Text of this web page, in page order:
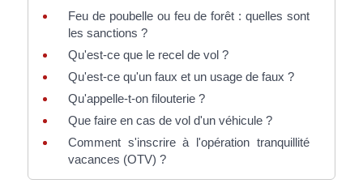
Feu de poubelle ou feu de forêt : quelles sont
les sanctions ?
Qu'est-ce que le recel de vol ?
Qu'est-ce qu'un faux et un usage de faux ?
Qu'appelle-t-on filouterie ?
Que faire en cas de vol d'un véhicule ?
Comment s'inscrire à l'opération tranquillité
vacances (OTV) ?